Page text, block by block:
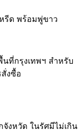
รีด พร้อมพู่ขาว
นที่กรุงเทพฯ สำหรับ
งซื้อ
จังหวัด ในรัศมีไม่เกิน